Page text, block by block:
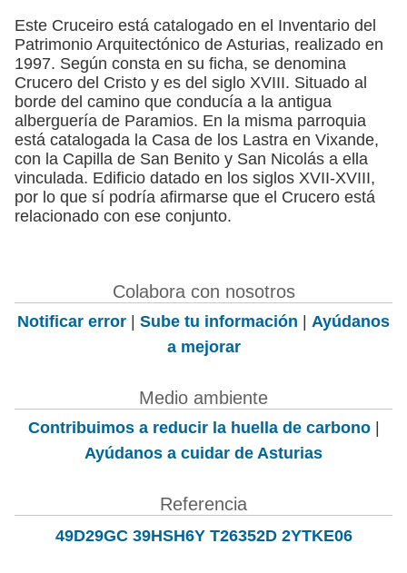
Este Cruceiro está catalogado en el Inventario del
Patrimonio Arquitectónico de Asturias, realizado en
1997. Según consta en su ficha, se denomina
Crucero del Cristo y es del siglo XVIII. Situado al
borde del camino que conducía a la antigua
alberguería de Paramios. En la misma parroquia
está catalogada la Casa de los Lastra en Vixande,
con la Capilla de San Benito y San Nicolás a ella
vinculada. Edificio datado en los siglos XVII-XVIII,
por lo que sí podría afirmarse que el Crucero está
relacionado con ese conjunto.
Colabora con nosotros
Notificar error | Sube tu información | Ayúdanos
a mejorar
Medio ambiente
Contribuimos a reducir la huella de carbono|
Ayúdanos a cuidar de Asturias
Referencia
49D29GC 39HSH6Y T26352D 2YTKE06